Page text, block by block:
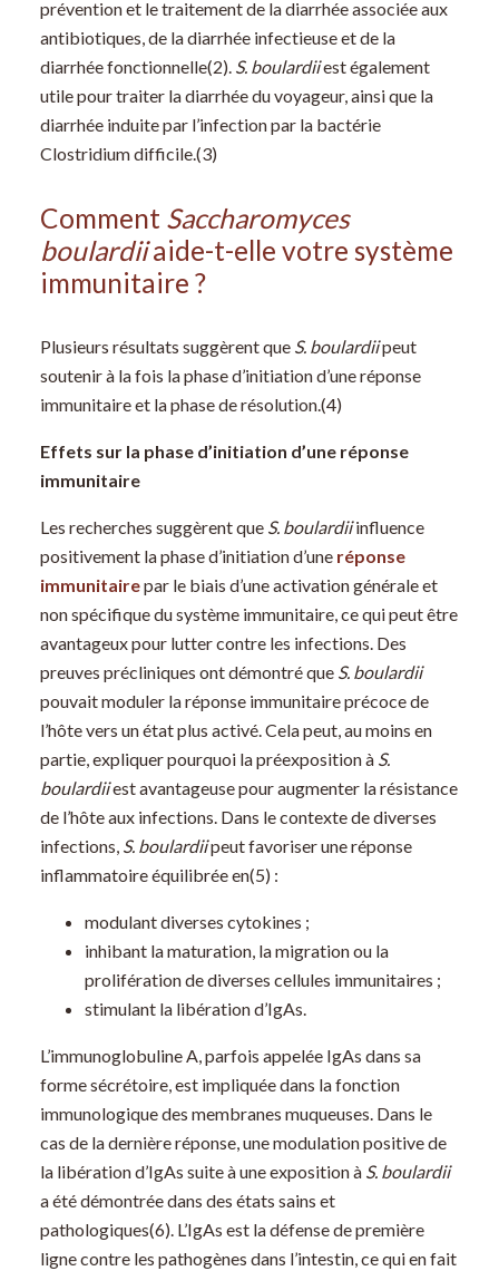
prévention et le traitement de la diarrhée associée aux
antibiotiques, de la diarrhée infectieuse et de la
diarrhée fonctionnelle(2). S. boulardiiest également
utile pour traiter la diarrhée du voyageur, ainsi que la
diarrhée induite par l’infection par la bactérie
Clostridium difficile.(3)
Comment Saccharomyces
boulardiiaide-t-elle votre système
immunitaire ?
Plusieurs résultats suggèrent que S. boulardiipeut
soutenir à la fois la phase d’initiation d’une réponse
immunitaire et la phase de résolution.(4)
Effets sur la phase d’initiation d’une réponse
immunitaire
Les recherches suggèrent que S. boulardiiinfluence
positivement la phase d’initiation d’une réponse
immunitairepar le biais d’une activation générale et
non spécifique du système immunitaire, ce qui peut être
avantageux pour lutter contre les infections. Des
preuves précliniques ont démontré que S. boulardii
pouvait moduler la réponse immunitaire précoce de
l’hôte vers un état plus activé. Cela peut, au moins en
partie, expliquer pourquoi la préexposition à S.
boulardiiest avantageuse pour augmenter la résistance
de l’hôte aux infections. Dans le contexte de diverses
infections, S. boulardiipeut favoriser une réponse
inflammatoire équilibrée en(5) :
modulant diverses cytokines ;
inhibant la maturation, la migration ou la
prolifération de diverses cellules immunitaires ;
stimulant la libération d’IgAs.
L’immunoglobuline A, parfois appelée IgAs dans sa
forme sécrétoire, est impliquée dans la fonction
immunologique des membranes muqueuses. Dans le
cas de la dernière réponse, une modulation positive de
la libération d’IgAs suite à une exposition à S. boulardii
a été démontrée dans des états sains et
pathologiques(6).L’IgAs est la défense de première
ligne contre les pathogènes dans l’intestin, ce qui en fait